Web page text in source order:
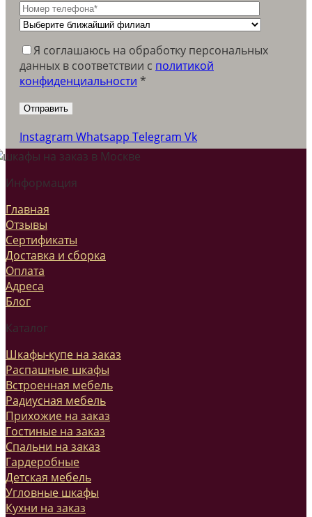
Я соглашаюсь на обработку персональных
данных в соответствии c политикой
конфиденциальности *
Instagram Whatsapp Telegram Vk
Информация
Главная
Отзывы
Сертификаты
Доставка и сборка
Оплата
Адреса
Блог
Каталог
Шкафы-купе на заказ
Распашные шкафы
Встроенная мебель
Радиусная мебель
Прихожие на заказ
Гостиные на заказ
Спальни на заказ
Гардеробные
Детская мебель
Угловные шкафы
Кухни на заказ